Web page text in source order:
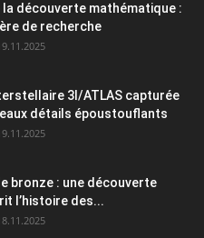
la découverte mathématique :
de recherche
3I/ATLAS capturée
détails époustouflants
bronze : une découverte
l’histoire des...